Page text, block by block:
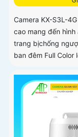
Camera KX-S3L-
cao mang đến
trang bịchống
ban đêm Full Color